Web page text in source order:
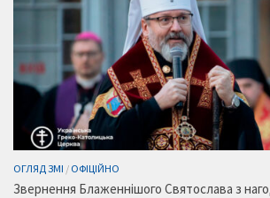
ОГЛЯД ЗМІ / ОФІЦІЙНО
Звернення Блаженнішого Святослава з